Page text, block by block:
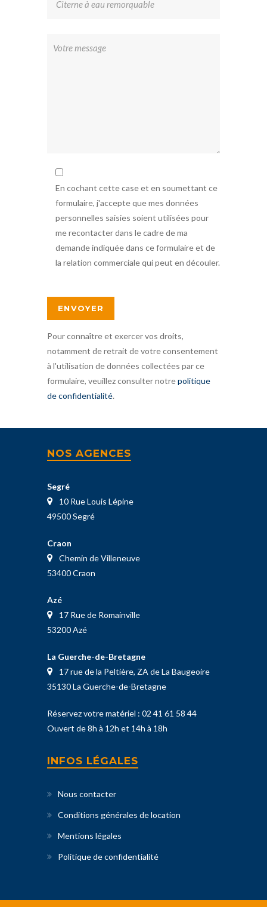
En cochant cette case et en soumettant ce
formulaire, j'accepte que mes données
personnelles saisies soient utilisées pour
me recontacter dans le cadre de ma
demande indiquée dans ce formulaire et de
la relation commerciale qui peut en découler.
Pour connaître et exercer vos droits,
notamment de retrait de votre consentement
à l'utilisation de données collectées par ce
formulaire, veuillez consulter notrepolitique
de confidentialité.
NOS AGENCES
Segré
10 Rue Louis Lépine
49500 Segré
Craon
Chemin de Villeneuve
53400 Craon
Azé
17 Rue de Romainville
53200 Azé
La Guerche-de-Bretagne
17 rue de la Peltière, ZA de La Baugeoire
35130 La Guerche-de-Bretagne
Réservez votre matériel : 02 41 61 58 44
Ouvert de 8h à 12h et 14h à 18h
INFOS LÉGALES
Nous contacter
Conditions générales de location
Mentions légales
Politique de confidentialité